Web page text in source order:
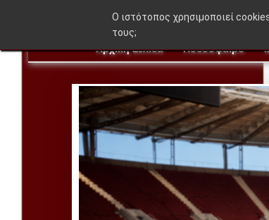
Αρχική Σελίδα Ποδόσφαιρο
O ιστότοπος χρησιμοποιεί
τους;